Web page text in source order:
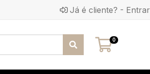
Já é cliente? - Entrar
0